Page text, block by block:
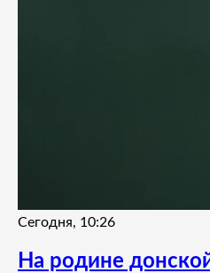
Сегодня, 10:26
На родине